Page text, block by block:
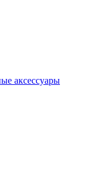
аксессуары